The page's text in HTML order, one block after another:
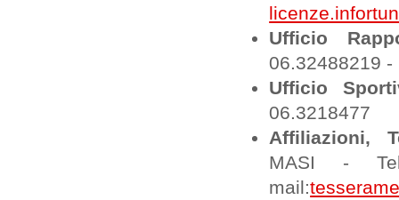
Ufficio
06.32488219
Ufficio
06.3218477
Affiliazioni,
MASI -
mail: